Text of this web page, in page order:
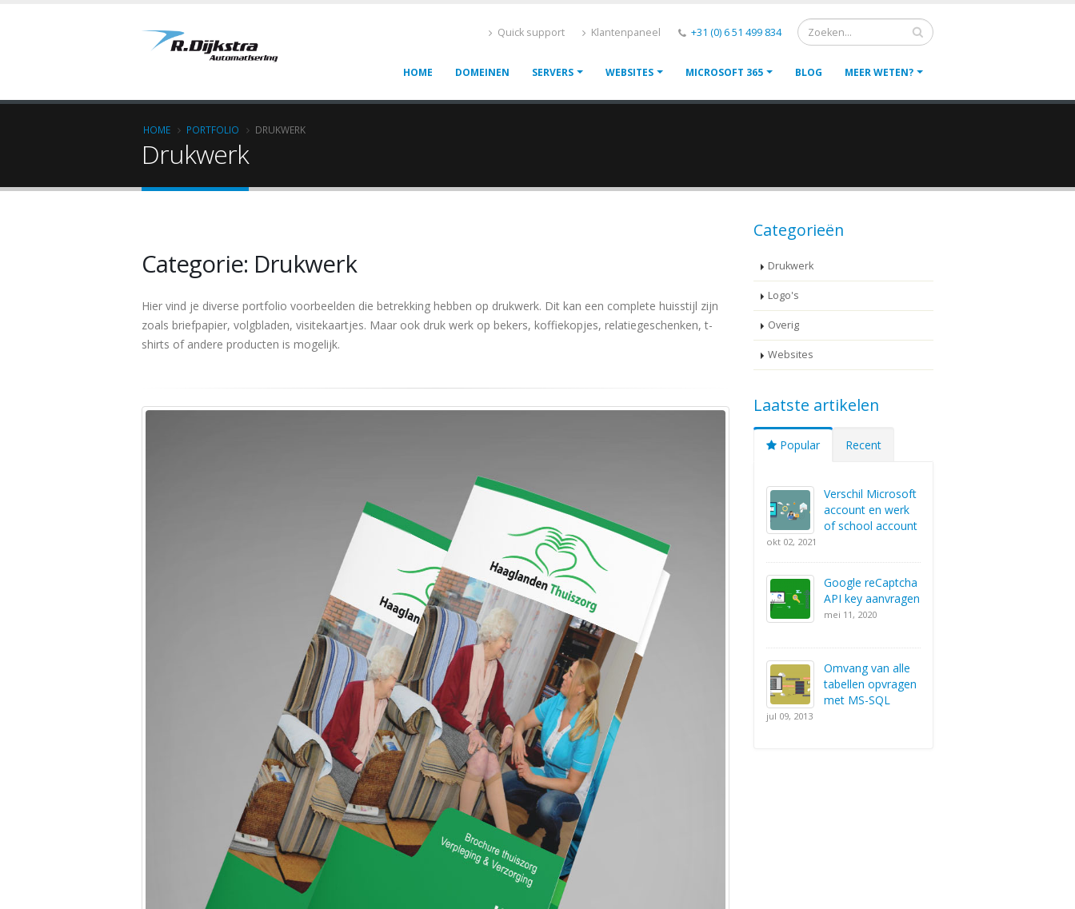
gaan
Zoeken
Quick support Klantenpaneel +31 (0) 6 51 499 834
Main
HOME DOMEINEN SERVERS WEBSITES MICROSOFT 365 BLOG MEER WETEN?
Kruimelpad
HOME PORTFOLIO DRUKWERK
Drukwerk
Categorie: Drukwerk
Hier vind je diverse portfolio voorbeelden die betrekking hebben op drukwerk. Dit kan een complete huisstijl zijn
zoals briefpapier, volgbladen, visitekaartjes. Maar ook druk werk op bekers, koffiekopjes, relatiegeschenken, t-
shirts of andere producten is mogelijk.
Categorieën
Drukwerk
Logo's
Overig
Websites
Laatste artikelen
Popular Recent
Verschil Microsoft
account en werk
of school account
okt 02, 2021
Google reCaptcha
API key aanvragen
mei 11, 2020
Omvang van alle
tabellen opvragen
met MS-SQL
jul 09, 2013